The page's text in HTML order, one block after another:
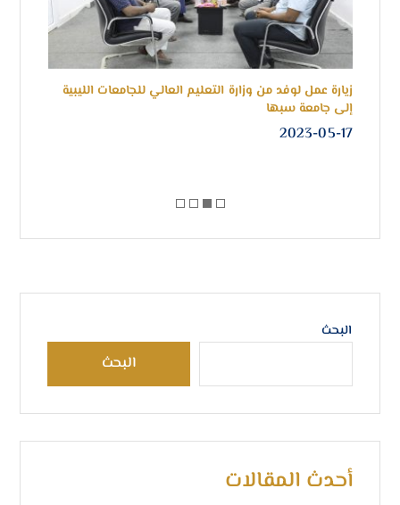
زيارة عمل لوفد من وزارة التعليم العالي للجامعات الليبية
إلى جامعة سبها
2023-05-17
البحث
البحث
أحدث المقالات